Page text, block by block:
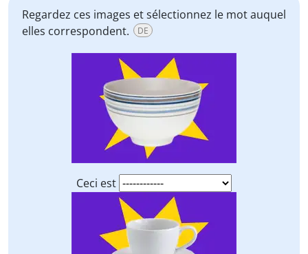
Regardez ces images et sélectionnez le mot auquel
elles correspondent.
DE
Ceci est